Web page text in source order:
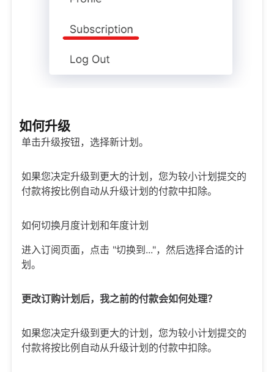
如何升级
单击升级按钮，选择新计划。
如果您决定升级到更大的计划，您为较小计划提交的
付款将按比例自动从升级计划的付款中扣除。
如何切换月度计划和年度计划
进入订阅页面，点击 "切换到..."，然后选择合适的计
划。
更改订购计划后，我之前的付款会如何处理？
如果您决定升级到更大的计划，您为较小计划提交的
付款将按比例自动从升级计划的付款中扣除。